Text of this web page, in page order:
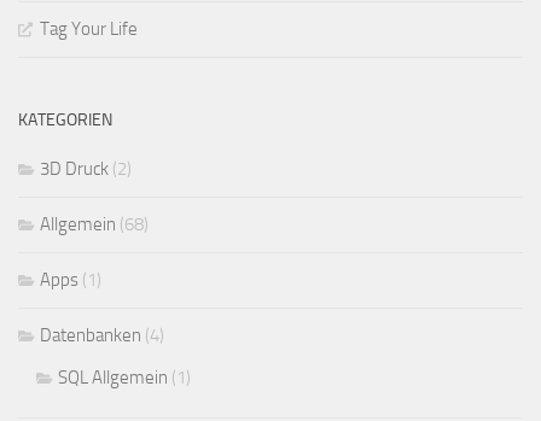
Tag Your Life
KATEGORIEN
3D Druck (2)
Allgemein (68)
Apps (1)
Datenbanken (4)
SQL Allgemein (1)